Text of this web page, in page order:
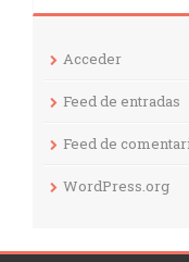
Acceder
Feed de entradas
Feed de
WordPress.org